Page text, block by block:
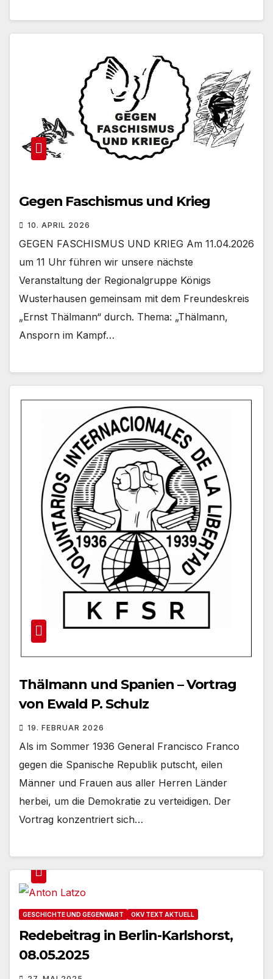
Gegen Faschismus und Krieg
10. APRIL 2026
GEGEN FASCHISMUS UND KRIEG Am 11.04.2026
um 11 Uhr führen wir unsere nächste
Veranstaltung der Regionalgruppe Königs
Wusterhausen gemeinsam mit dem Freundeskreis
„Ernst Thälmann“ durch. Thema: „Thälmann,
Ansporn im Kampf…
Thälmann und Spanien – Vortrag
von Ewald P. Schulz
19. FEBRUAR 2026
Als im Sommer 1936 General Francisco Franco
gegen die Spanische Republik putscht, eilen
Männer und Frauen aus aller Herren Länder
herbei, um die Demokratie zu verteidigen. Der
Vortrag konzentriert sich…
GESCHICHTE UND GEGENWART OKV TEXT AKTUELL
Redebeitrag in Berlin-Karlshorst,
08.05.2025